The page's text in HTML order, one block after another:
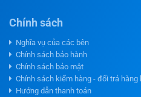
Chính sách
Nghĩa vụ của các bên
Chính sách bảo hành
Chính sách bảo mật
Chính sách kiểm hàng - đổi trả hàng
Hướng dẫn thanh toán